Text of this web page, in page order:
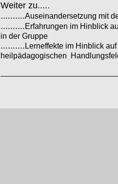
Weiter zu.....
..........Auseinandersetzung mit
..........Erfahrungen im Hinblick
in der Gruppe
..........Lerneffekte im Hinblick
heilpädagogischen